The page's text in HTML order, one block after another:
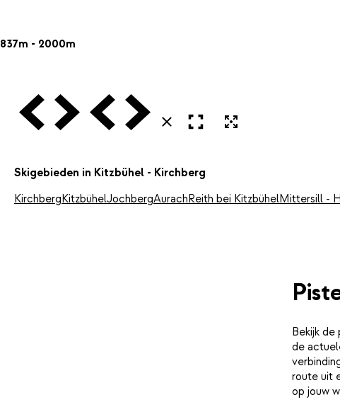
837m - 2000m
Vorige VolgendeVorige Volgende
SluitenOpen in volledig scherm
Skigebieden in Kitzbühel - Kirchberg
KirchbergKitzbühelJochbergAurachReith bei KitzbühelMittersill -
Bekijk de
de
route uit
op jouw